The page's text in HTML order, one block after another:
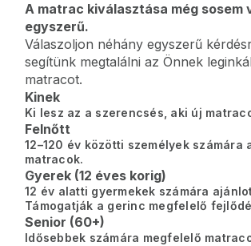
A matrac kiválasztása még sosem
egyszerű.
Válaszoljon néhány egyszerű
segítünk megtalálni az Önnek
matracot.
Kinek
Ki lesz az a szerencsés, aki új
Felnőtt
12–120 év közötti személyek számára
matracok.
Gyerek (12 éves korig)
12 év alatti gyermekek számára
Támogatják a gerinc megfelelő
Senior (60+)
Idősebbek számára megfelelő